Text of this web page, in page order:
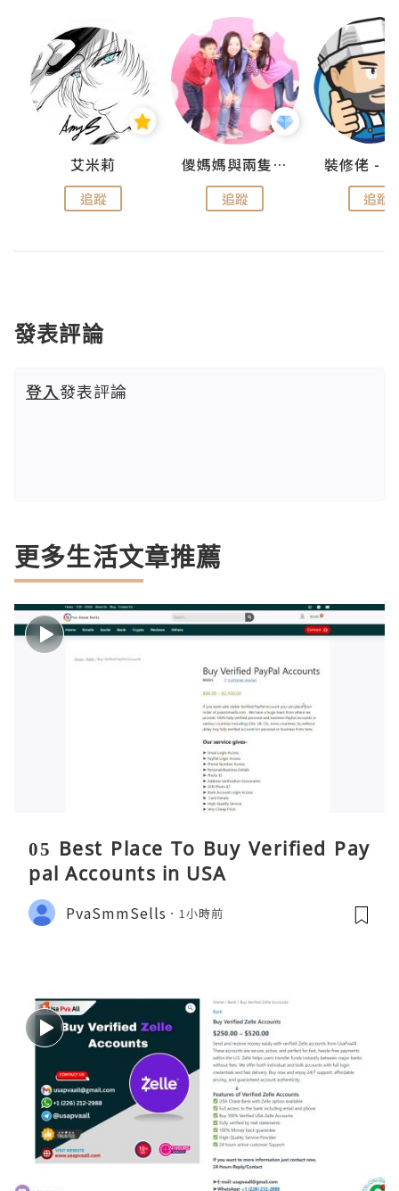
艾米莉
追蹤
儍媽媽與兩隻小魔怪之家
追蹤 追蹤
發表評論
登入發表評論
更多生活文章推薦
05 Best Place To Buy Verified Pay
pal Accounts in USA
PvaSmmSells 1小時前